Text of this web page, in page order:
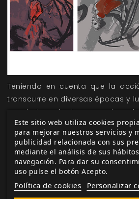
Teniendo en cuenta que la
transcurre en diversas épocas y
un reto importante en cuanto a
Tratándose de una campaña
tantas capas, también resultó
portada, para la que se
versiones, y que acabó
definitiva, obra de Padierne, que
cualquier amante de los Mitos en
Este sitio web utiliza cookies
para mejorar nuestros servicios y
publicidad relacionada con sus
mediante el análisis de sus
navegación. Para dar su
uso pulse el botón Acepto.
Política de cookies Personalizar